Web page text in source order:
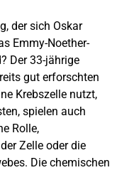
der sich Oskar
Emmy-Noether-
Der 33-jährige
gut erforschten
Krebszelle nutzt,
spielen auch
Rolle,
Zelle oder die
Die chemischen